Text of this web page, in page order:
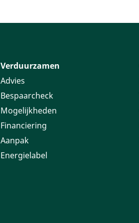
Verduurzamen
Advies
Bespaarcheck
Mogelijkheden
Financiering
Aanpak
Energielabel